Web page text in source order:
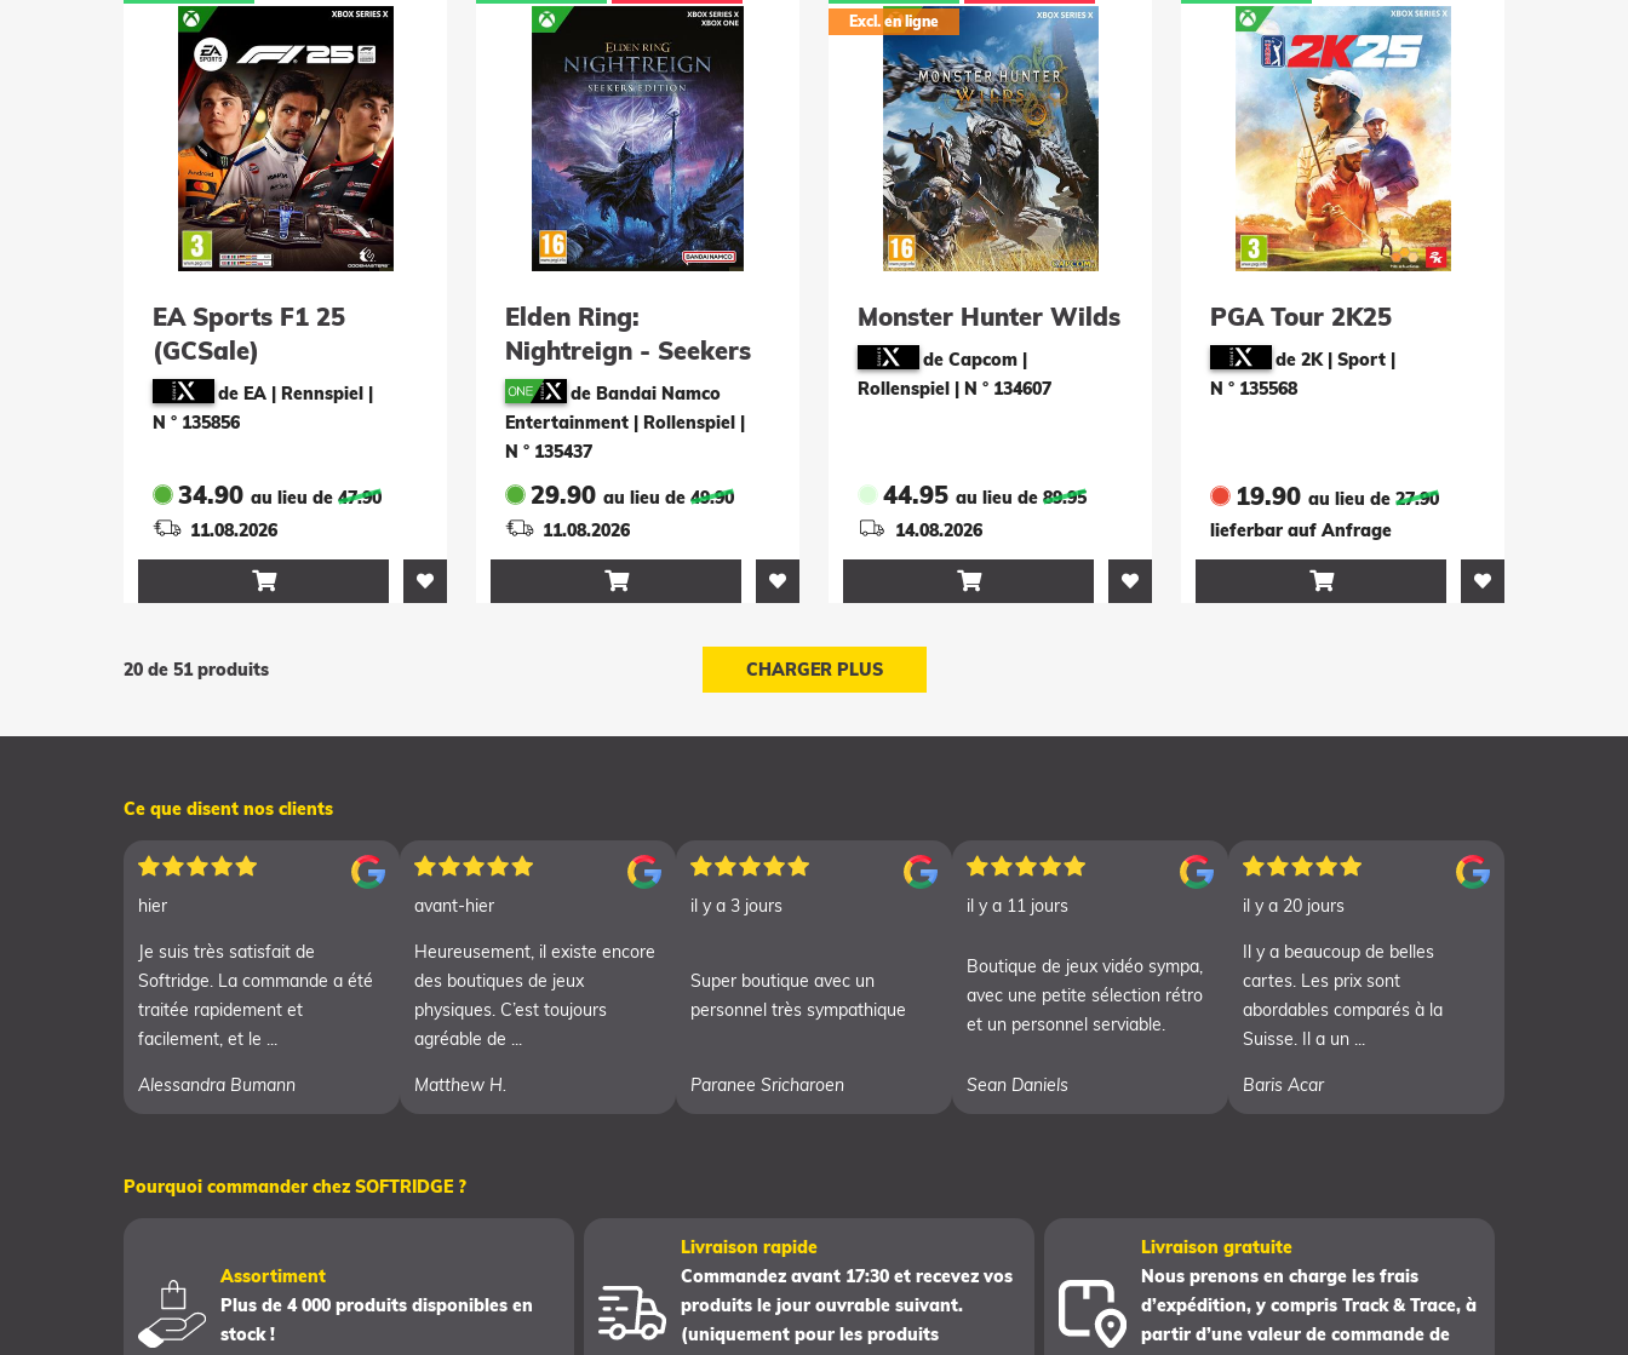
EA Sports F1 25
(GCSale)
de EA | Rennspiel |
N ° 135856
34.90 au lieu de 47.90
11.08.2026

Elden Ring:
Nightreign - Seekers
Editionde Bandai Namco
Entertainment | Rollenspiel |
N ° 135437
29.90 au lieu de 49.90
11.08.2026

Excl. en ligne
Monster Hunter Wilds
de Capcom |
Rollenspiel | N ° 134607
44.95 au lieu de 89.95
14.08.2026

PGA Tour 2K25
de 2K | Sport |
N ° 135568
19.90 au lieu de 27.90
lieferbar auf Anfrage

20 de 51 produits CHARGER PLUS
Ce que disent nos clients
hier
Je suis très satisfait de
Softridge. La commande a été
traitée rapidement et
facilement, et le ...
Alessandra Bumann
avant-hier
Heureusement, il existe encore
des boutiques de jeux
physiques. C’est toujours
agréable de ...
Matthew H.
il y a 3 jours
Super boutique avec un
personnel très sympathique
Paranee Sricharoen
il y a 11 jours
Boutique de jeux vidéo sympa,
avec une petite sélection rétro
et un personnel serviable.
Sean Daniels
il y a 20 jours
Il y a beaucoup de belles
cartes. Les prix sont
abordables comparés à la
Suisse. Il a un ...
Baris Acar
Pourquoi commander chez SOFTRIDGE ?
Assortiment
Plus de 4 000 produits disponibles en
stock !
Livraison rapide
Commandez avant 17:30 et recevez vos
produits le jour ouvrable suivant.
(uniquement pour les produits
Livraison gratuite
Nous prenons en charge les frais
d’expédition, y compris Track & Trace, à
partir d’une valeur de commande de